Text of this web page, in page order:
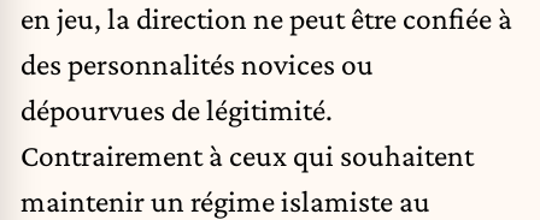
en jeu, la direction ne peut être confiée à
des personnalités novices ou
dépourvues de légitimité.
Contrairement à ceux qui souhaitent
maintenir un régime islamiste au